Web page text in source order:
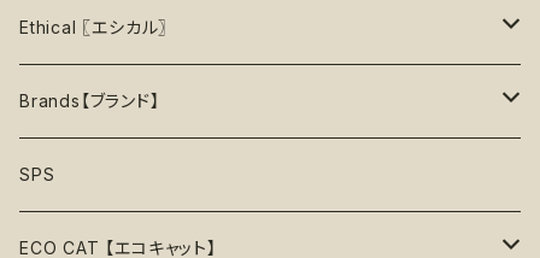
ロープトイ【紐】
フリスビー
音鳴るおもちゃ
音鳴らないおもちゃ
セーター
アクセサリー
リボン
バンダナ
スリーブレス・ノースリーブ
リード穴付き
リックマット
おやつ型
ウォーターボウル
首輪
ハーネス
お洋服
首輪
ハーネス
おもちゃ
お洋服
首輪
ハーネス
Ethical 〖エシカル〗
Sustainable〖サスティナブル〗
Organic〖オーガニック〗
Vegan〖ヴィーガン〗
Brands【ブランド】
Alqo Wasi
Animals in Charge
SPS
ECO CAT 【エコキャット】